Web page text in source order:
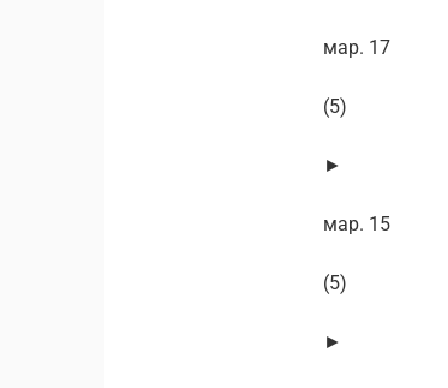
мар. 17
(5)
►
мар. 15
(5)
►